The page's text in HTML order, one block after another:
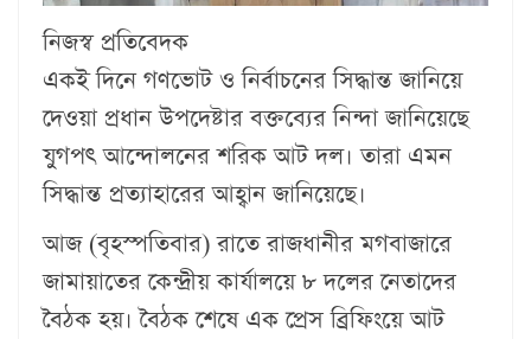
নিজস্ব প্রতিবেদক
একই দিনে গণভোট ও নির্বাচনের সিদ্ধান্ত জানিয়ে
দেওয়া প্রধান উপদেষ্টার বক্তব্যের নিন্দা জানিয়েছে
যুগপৎ আন্দোলনের শরিক আট দল। তারা এমন
সিদ্ধান্ত প্রত্যাহারের আহ্বান জানিয়েছে।
আজ (বৃহস্পতিবার) রাতে রাজধানীর মগবাজারে
জামায়াতের কেন্দ্রীয় কার্যালয়ে ৮ দলের নেতাদের
বৈঠক হয়। বৈঠক শেষে এক প্রেস ব্রিফিংয়ে আট